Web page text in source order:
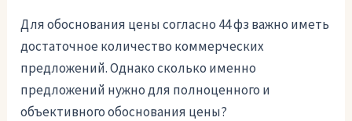
Для обоснования цены согласно 44 фз важно иметь
достаточное количество коммерческих
предложений. Однако сколько именно
предложений нужно для полноценного и
объективного обоснования цены?